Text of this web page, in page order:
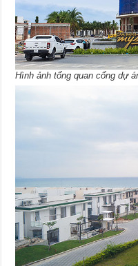
Hình ảnh tổng quan cổng dự